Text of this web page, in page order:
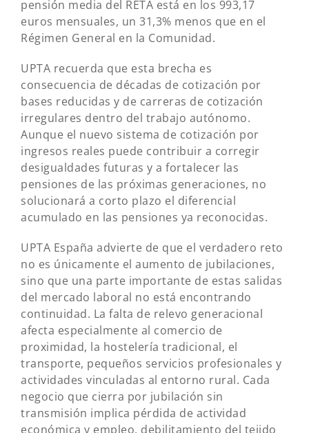
pensión media del RETA está en los 993,17
euros mensuales, un 31,3% menos que en el
Régimen General en la Comunidad.
UPTA recuerda que esta brecha es
consecuencia de décadas de cotización por
bases reducidas y de carreras de cotización
irregulares dentro del trabajo autónomo.
Aunque el nuevo sistema de cotización por
ingresos reales puede contribuir a corregir
desigualdades futuras y a fortalecer las
pensiones de las próximas generaciones, no
solucionará a corto plazo el diferencial
acumulado en las pensiones ya reconocidas.
UPTA España advierte de que el verdadero reto
no es únicamente el aumento de jubilaciones,
sino que una parte importante de estas salidas
del mercado laboral no está encontrando
continuidad. La falta de relevo generacional
afecta especialmente al comercio de
proximidad, la hostelería tradicional, el
transporte, pequeños servicios profesionales y
actividades vinculadas al entorno rural. Cada
negocio que cierra por jubilación sin
transmisión implica pérdida de actividad
económica y empleo, debilitamiento del tejido